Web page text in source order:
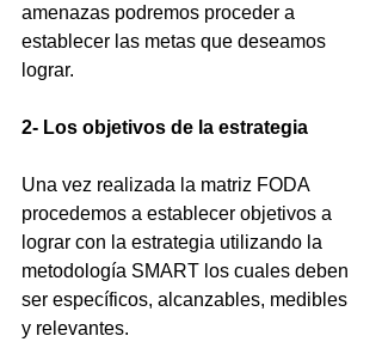
amenazas podremos proceder a
establecer las metas que deseamos
lograr.
2- Los objetivos de la estrategia
Una vez realizada la matriz FODA
procedemos a establecer objetivos a
lograr con la estrategia utilizando la
metodología SMART los cuales deben
ser específicos, alcanzables, medibles
y relevantes.